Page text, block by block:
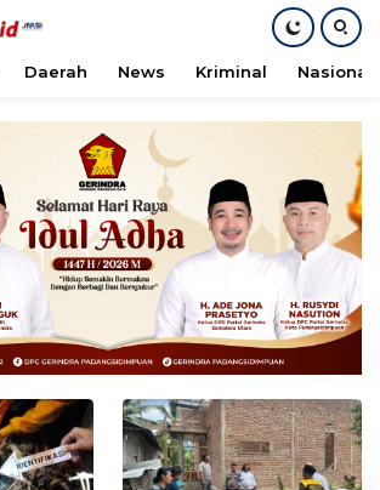
Daerah News Kriminal Nasional